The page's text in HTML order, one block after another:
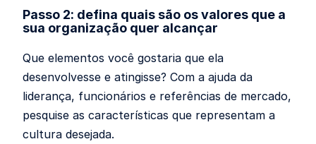
Passo 2: defina quais são os valores que a
sua organização quer alcançar
Que elementos você gostaria que ela
desenvolvesse e atingisse? Com a ajuda da
liderança, funcionários e referências de mercado,
pesquise as características que representam a
cultura desejada.